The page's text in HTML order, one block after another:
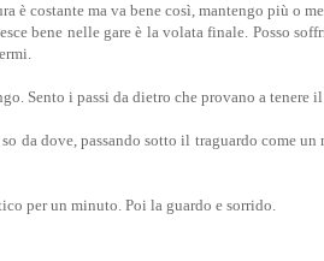
è costante ma va bene così, mantengo più o
bene nelle gare è la volata finale. Posso
Sento i passi da dietro che provano a tenere
da dove, passando sotto il traguardo come
per un minuto. Poi la guardo e sorrido.